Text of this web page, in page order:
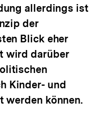
allerdings ist
der
Blick eher
wird darüber
Kinder- und
werden können.